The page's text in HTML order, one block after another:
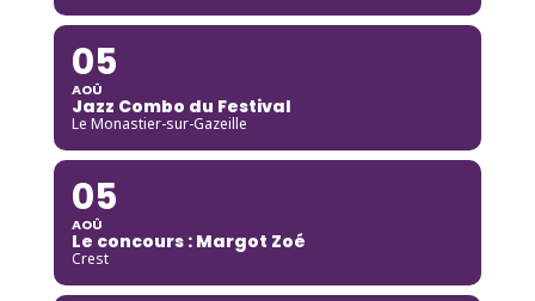
05
AOÛ
Jazz Combo du Festival
Le Monastier-sur-Gazeille
05
AOÛ
Le concours : Margot Zoé
Crest